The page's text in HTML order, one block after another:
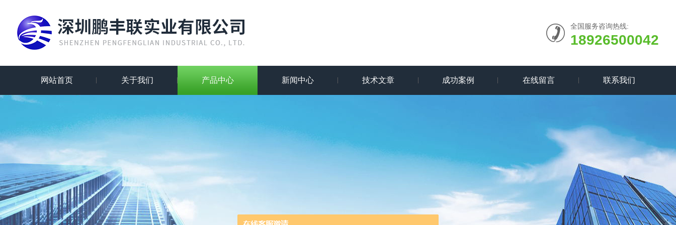
全国服务咨询热线:
18926500042
网站首页 关于我们 产品中心 新闻中心 技术文章 成功案例 在线留言 联系我们